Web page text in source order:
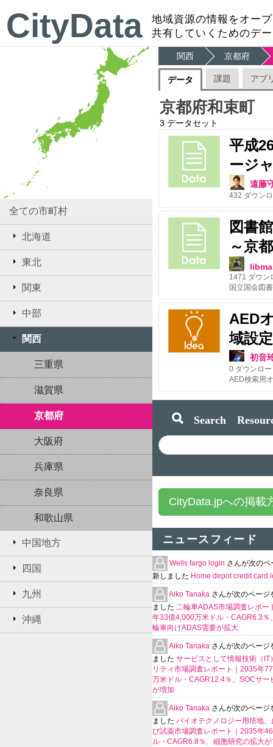
CityData
地域資源の情報をオー
共有していくためのデ
全ての市町村
北海道
東北
関東
中部
関西
三重県
滋賀県
京都府
大阪府
兵庫県
奈良県
和歌山県
中国地方
四国
九州
沖縄
関西 京都府
データ 課題 アプ
京都府和束町
3 データセット
平成
ージ
遠藤
432 ダウン
図書
～京
1471 ダウン
AED
域設
初音
0 ダウンロ
Search
CityData.jpへの掲載
ニュースフィード
Wells fargo login さんが次のペ
新しました Home depot credit card
Aiko Tanaka さんが次のページ
ました 二輪車ADAS市場調査レポー
年33億4,000万米ドル・CAGR6.3％
輪車向けADAS需要が拡大
Aiko Tanaka さんが次のページ
ました サービスとして情報技術（IT
リティ市場調査レポート｜2035年
万米ドル・CAGR12.4％、SOCサー
が増加
Aiko Tanaka さんが次のページ
ました バイオテクノロジー用培地、
び試薬市場調査レポート｜2035年
ル・CAGR6.8％、細胞研究の拡大